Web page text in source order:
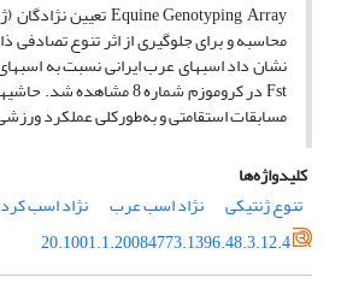
نشان داد اسب­های عرب ایرانی نسبت به
مسابقات استقامتی و­ به‌طورکلی عملکرد
کلیدواژه‌ها
تنوع ژنتیکی
نژاد اسب عرب نژاد اسب کرد
20.1001.1.20084773.1396.48.3.12.4